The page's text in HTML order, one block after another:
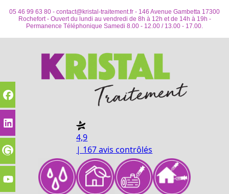
05 46 99 63 80 - contact@kristal-traitement.fr - 146 Avenue Gambetta 17300
Rochefort - Ouvert du lundi au vendredi de 8h à 12h et de 14h à 19h -
Permanence Téléphonique Samedi 8.00 - 12.00 / 13.00 - 17.00.
4,9
| 167 avis contrôlés